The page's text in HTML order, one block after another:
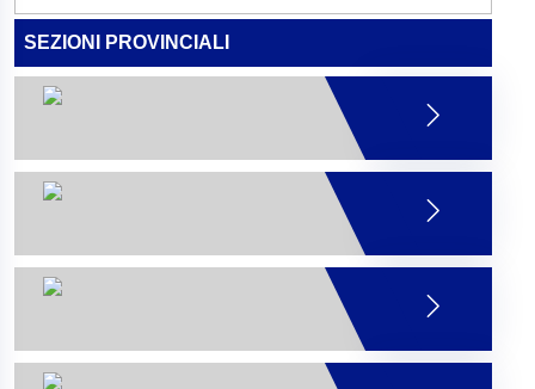
SEZIONI PROVINCIALI